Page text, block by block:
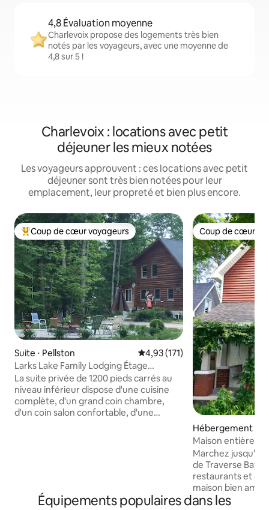
4,8 Évaluation moyenne
Charlevoix propose des logements très bien
notés par les voyageurs, avec une moyenne de
4,8 sur 5 !
Charlevoix : locations avec petit
déjeuner les mieux notées
Les voyageurs approuvent : ces locations avec petit
déjeuner sont très bien notées pour leur
emplacement, leur propreté et bien plus encore.
Coups de cœur voyageurs les plus appréciés
Coup de cœur voyageurs
Suite ⋅ Pellston Évaluation moyenne sur la
4,93 (171)
Larks Lake Family Lodging Étage
privé/Cuisine/Salle de bain
La suite privée de 1200 pieds carrés au
niveau inférieur dispose d'une cuisine
complète, d'un grand coin chambre,
d'un coin salon confortable, d'une
accès au porche, au foyer et à la
buanderie. Proche du lac Michigan, de la
Coup de cœur
Coup de cœur
Hébergement ⋅
ty
Maison entière
vélos pour
Marchez
de Traverse Bay,
restaurants et
maison bien
accueillir jusqu'à
Équipements populaires dans les